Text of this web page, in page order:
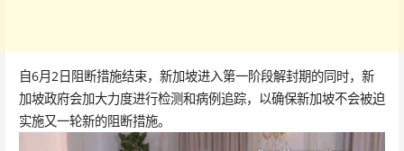
自6月2日阻断措施结束，新加坡进入第一阶段解封期的同时，新
加坡政府会加大力度进行检测和病例追踪，以确保新加坡不会被迫
实施又一轮新的阻断措施。